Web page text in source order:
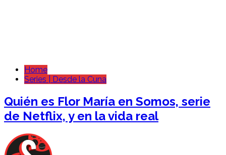
Home
Series | Desde la Cuna
Quién es Flor María en Somos, serie
de Netflix, y en la vida real